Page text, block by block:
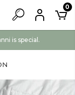
is special.
0